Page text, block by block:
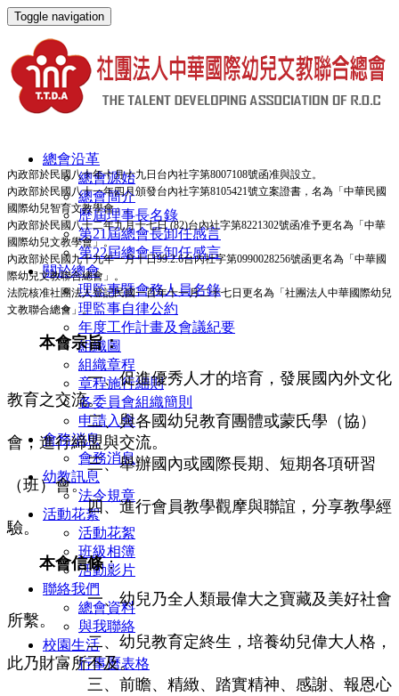
Toggle navigation
總會沿革
總會源始
總會簡介
歷屆理事長名錄
第21屆總會長卸任感言
第22屆總會長卸任感言
關於總會
理監事暨會務人員名錄
理監事自律公約
年度工作計畫及會議紀要
組織圖
組織章程
章程施行細則
各委員會組織簡則
申請入會
會務消息
會務消息
幼教訊息
法令規章
活動花絮
活動花絮
班級相簿
活動影片
聯絡我們
總會資料
與我聯絡
校園生活
行事曆表格
內政部於民國八十年十月十九日台內社字第8007108號函准與設立。
內政部於民國八十一年四月頒發台內社字第8105421號立案證書，名為「中華民國
國際幼兒智育文教學會」。
內政部於民國八十二年九月十七日 (82)台內社字第8221302號函准予更名為「中華
國際幼兒文教學會」。
內政部於民國九十九年一月十日99.2.6台內社字第0990028256號函更名為「中華國
際幼兒文教聯合總會」。
法院核准社團法人登記民國一百年十一月二十七日更名為「社團法人中華國際幼兒
文教聯合總會」。
本會宗旨：
一、促進優秀人才的培育，發展國內外文化
教育之交流。
二、與各國幼兒教育團體或蒙氏學（協）
會，進行締盟與交流。
三、舉辦國內或國際長期、短期各項研習
（班）會。
四、進行會員教學觀摩與聯誼，分享教學經
驗。
本會信條：
一、幼兒乃全人類最偉大之寶藏及美好社會
所繫。
二、幼兒教育定終生，培養幼兒偉大人格，
此乃財富所不及。
三、前瞻、精緻、踏實精神、感謝、報恩心